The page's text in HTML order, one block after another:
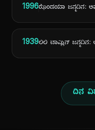
1996ಝೆಂಡಯಾ ಜನ್ಮದಿನ:
1939ಲಿಲಿ ಟಾಮ್ಲಿನ್ ಜನ್ಮದಿನ:
ದಿನ